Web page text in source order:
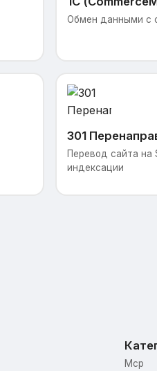
Обмен данными с
301
Перевод сайта на
индексации
Mcp